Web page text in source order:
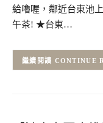
給嚕喔，鄰近台東池
午茶! ★台東…
CONTINUE